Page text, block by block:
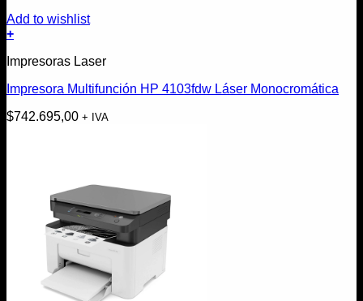
Add to wishlist
+
Impresoras Laser
Impresora Multifunción HP 4103fdw Láser Monocromática
$742.695,00 + IVA